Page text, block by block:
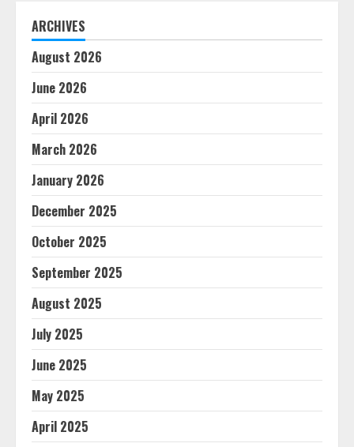
ARCHIVES
August 2026
June 2026
April 2026
March 2026
January 2026
December 2025
October 2025
September 2025
August 2025
July 2025
June 2025
May 2025
April 2025